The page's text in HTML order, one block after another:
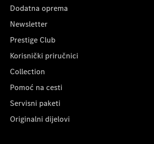
Dodatna oprema
Newsletter
Prestige Club
Korisnički priručnici
Collection
Pomoć na cesti
Servisni paketi
Originalni dijelovi